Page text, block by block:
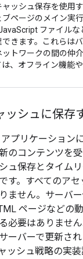
ッシュ保存を使用
ページのメイン実
ファイルな
きます。これらは
トワークの間の仲
、オフライン機能
ッシュに保存
プリケーション
のコンテンツを
ュ保存とタイム
す。すべてのア
ません。サーバ
ページなどの
必要はありません
ーバーで更新さ
ッシュ戦略の実